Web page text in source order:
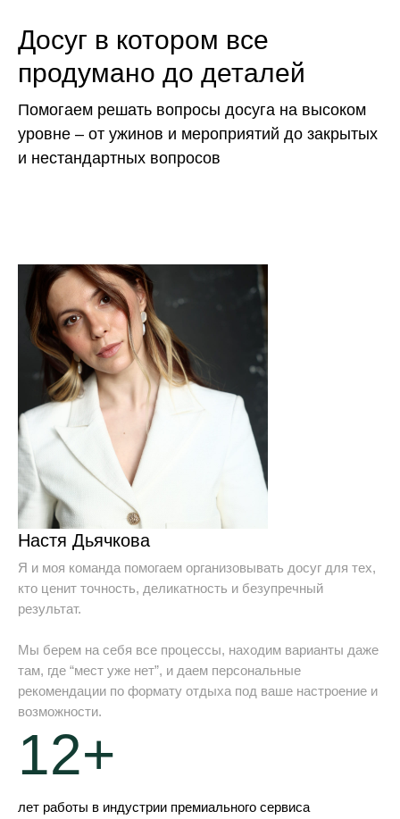
Досуг в котором все
продумано до деталей
Помогаем решать вопросы досуга на высоком
уровне – от ужинов и мероприятий до закрытых
и нестандартных вопросов
Настя Дьячкова
Я и моя команда помогаем организовывать досуг для тех,
кто ценит точность, деликатность и безупречный
результат.
Мы берем на себя все процессы, находим варианты даже
там, где “мест уже нет”, и даем персональные
рекомендации по формату отдыха под ваше настроение и
возможности.
12+
лет работы в индустрии премиального сервиса